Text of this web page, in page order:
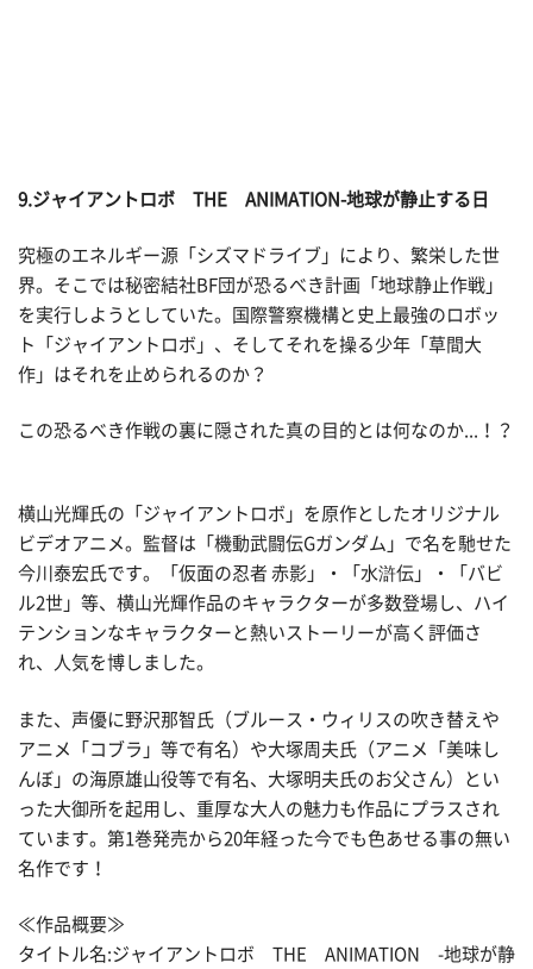
9.ジャイアントロボ THE ANIMATION-地球が静止する日
究極のエネルギー源「シズマドライブ」により、繁栄した世
界。そこでは秘密結社BF団が恐るべき計画「地球静止作戦」
を実行しようとしていた。国際警察機構と史上最強のロボッ
ト「ジャイアントロボ」、そしてそれを操る少年「草間大
作」はそれを止められるのか？
この恐るべき作戦の裏に隠された真の目的とは何なのか...！？
横山光輝氏の「ジャイアントロボ」を原作としたオリジナル
ビデオアニメ。監督は「機動武闘伝Gガンダム」で名を馳せた
今川泰宏氏です。「仮面の忍者 赤影」・「水滸伝」・「バビ
ル2世」等、横山光輝作品のキャラクターが多数登場し、ハイ
テンションなキャラクターと熱いストーリーが高く評価さ
れ、人気を博しました。
また、声優に野沢那智氏（ブルース・ウィリスの吹き替えや
アニメ「コブラ」等で有名）や大塚周夫氏（アニメ「美味し
んぼ」の海原雄山役等で有名、大塚明夫氏のお父さん）とい
った大御所を起用し、重厚な大人の魅力も作品にプラスされ
ています。第1巻発売から20年経った今でも色あせる事の無い
名作です！
≪作品概要≫
タイトル名:ジャイアントロボ THE ANIMATION -地球が静